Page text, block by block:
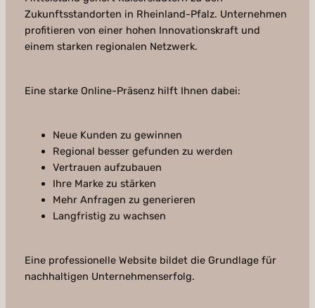
Zukunftsstandorten in Rheinland-Pfalz. Unternehmen
profitieren von einer hohen Innovationskraft und
einem starken regionalen Netzwerk.
Eine starke Online-Präsenz hilft Ihnen dabei:
Neue Kunden zu gewinnen
Regional besser gefunden zu werden
Vertrauen aufzubauen
Ihre Marke zu stärken
Mehr Anfragen zu generieren
Langfristig zu wachsen
Eine professionelle Website bildet die Grundlage für
nachhaltigen Unternehmenserfolg.